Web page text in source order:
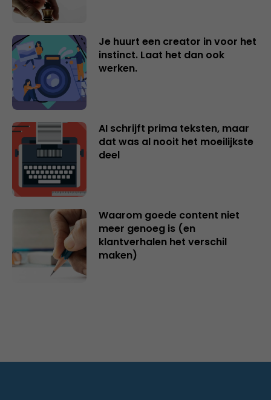
Je huurt een creator in voor het
instinct. Laat het dan ook
werken.
AI schrijft prima teksten, maar
dat was al nooit het moeilijkste
deel
Waarom goede content niet
meer genoeg is (en
klantverhalen het verschil
maken)